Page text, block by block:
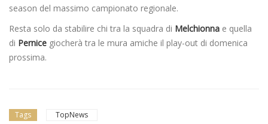
season del massimo campionato regionale.
Resta solo da stabilire chi tra la squadra di Melchionna e quella
di Pernice giocherà tra le mura amiche il play-out di domenica
prossima.
Tags TopNews